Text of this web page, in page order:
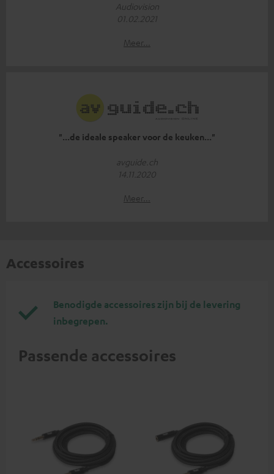
Audiovision
01.02.2021
Meer...
"...de ideale speaker voor de keuken..."
avguide.ch
14.11.2020
Meer...
Accessoires
Benodigde accessoires zijn bij de levering
inbegrepen.
Passende accessoires